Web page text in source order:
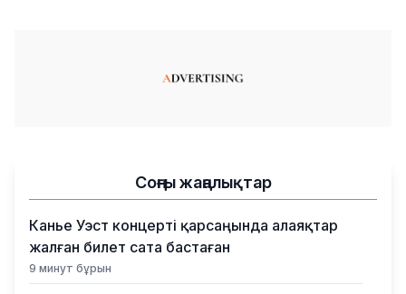
Соңғы жаңалықтар
Канье Уэст концерті қарсаңында алаяқтар
жалған билет сата бастаған
9 минут бұрын